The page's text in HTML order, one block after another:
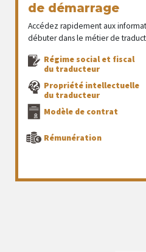
de démarrage
Accédez rapidement aux
débuter dans le métier de
Régime social et fiscal
du traducteur
Propriété intellectuelle
du traducteur
Modèle de contrat
Rémunération